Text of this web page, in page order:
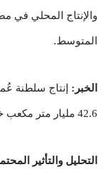
والإنتاج المحلي في
المتوسط.
الخبر:
42.6 مليار متر مكعب خلال التسعة أشهر الأولى من العام.
التحليل والتأثير